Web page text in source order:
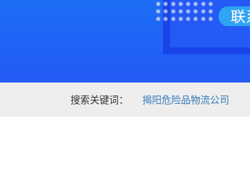
搜索关键词： 揭阳危险品物流公司